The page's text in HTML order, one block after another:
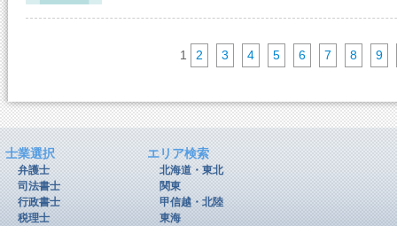
1 2 3 4 5 6 7 8 9
士業選択
弁護士
司法書士
行政書士
税理士
エリア検索
北海道・東北
関東
甲信越・北陸
東海